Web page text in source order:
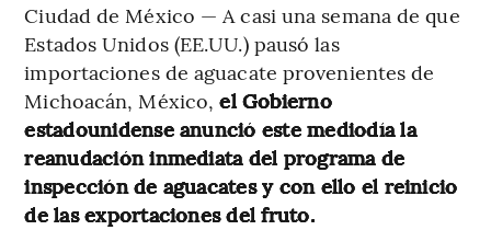
Ciudad de México — A casi una semana de que
Estados Unidos (EE.UU.) pausó las
importaciones de aguacate provenientes de
Michoacán, México,el Gobierno
estadounidense anunció este mediodía la
reanudación inmediata del programa de
inspección de aguacates y con ello el reinicio
de las exportaciones del fruto.